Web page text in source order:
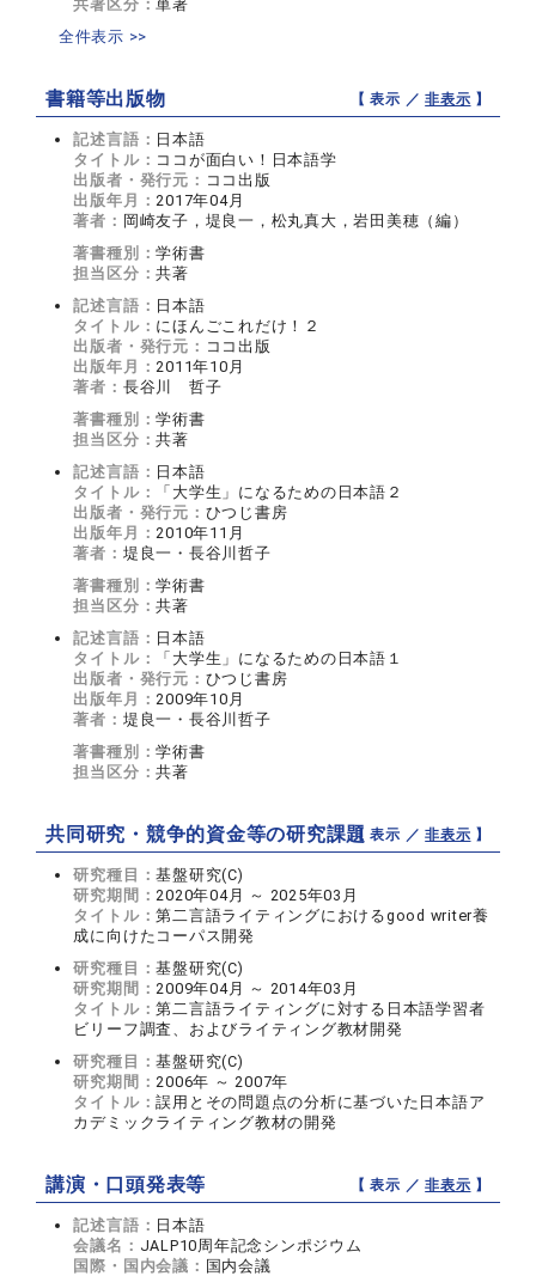
共著区分：単著
全件表示 >>
書籍等出版物 【 表示 ／非表示 】
記述言語： 日本語
タイトル： ココが面白い！日本語学
出版者・発行元： ココ出版
出版年月：2017年04月
著者： 岡崎友子，堤良一，松丸真大，岩田美穂（編）
著書種別：学術書
担当区分：共著
記述言語： 日本語
タイトル： にほんごこれだけ！２
出版者・発行元： ココ出版
出版年月：2011年10月
著者： 長谷川 哲子
著書種別：学術書
担当区分：共著
記述言語： 日本語
タイトル：
「大学生」になるための日本語２
出版者・発行元： ひつじ書房
出版年月：2010年11月
著者： 堤良一・長谷川哲子
著書種別：学術書
担当区分：共著
記述言語： 日本語
タイトル：
「大学生」になるための日本語１
出版者・発行元： ひつじ書房
出版年月：2009年10月
著者： 堤良一・長谷川哲子
著書種別：学術書
担当区分：共著
共同研究・競争的資金等の研究課題【 表示 ／非表示 】
研究種目：基盤研究(C)
研究期間：2020年04月 ～ 2025年03月
タイトル：第二言語ライティングにおけるgood writer養
成に向けたコーパス開発
研究種目：基盤研究(C)
研究期間：2009年04月 ～ 2014年03月
タイトル：第二言語ライティングに対する日本語学習者
ビリーフ調査、およびライティング教材開発
研究種目：基盤研究(C)
研究期間：2006年 ～ 2007年
タイトル：誤用とその問題点の分析に基づいた日本語ア
カデミックライティング教材の開発
講演・口頭発表等 【 表示 ／非表示 】
記述言語： 日本語
会議名： JALP10周年記念シンポジウム
国際・国内会議： 国内会議